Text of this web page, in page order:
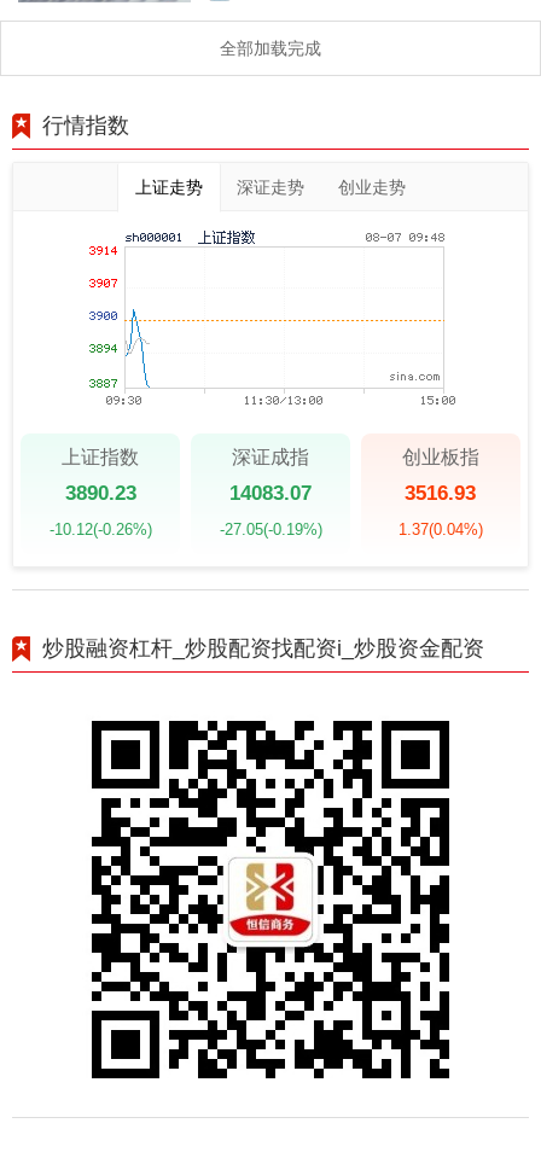
多主题轮动
全部加载完成
行情指数
上证走势 深证走势 创业走势
上证指数
3890.23
-10.12(-0.26%)
深证成指
14083.07
-27.05(-0.19%)
创业板指
3516.93
1.37(0.04%)
炒股融资杠杆_炒股配资找配资i_炒股资金配资